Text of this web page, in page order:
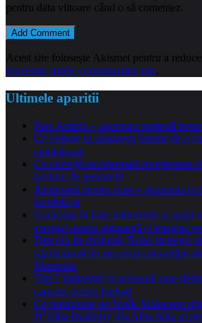
pentru data viitoare când o să comentez.
Acest site folosește Akismet pentru a reduce
procesate datele comentariilor tale
Ultimele aparitii
Parc Astérix – aventura perfectă
Ce trebuie să urmărești înainte de a
condiționat
Ce exerciții accelerează recuperarea
proteze de genunchi
Iluminatul pentru scari – siguranta si
locuinta ta
Curățenia în hale industriale și spații
esențial pentru siguranță și imagine
Dincolo de diplomă: Rolul strategic
săptămânale în succesul cursanților
Muntenia
Top 7 gadgeturi și accesorii care
cadouri pentru bărbați
Ce presupune un Smile Makeover
D’Alba Dentistry din Alba Iulia să